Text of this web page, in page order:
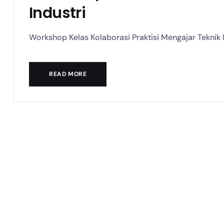
Industri
Workshop Kelas Kolaborasi Praktisi Mengajar Teknik
READ MORE